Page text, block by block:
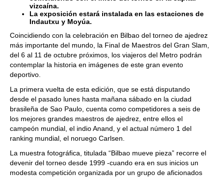
vizcaína.
La exposición estará instalada en las estaciones de
Indautxu y Moyúa.
Coincidiendo con la celebración en Bilbao del torneo de ajedrez
más importante del mundo, la Final de Maestros del Gran Slam,
del 6 al 11 de octubre próximos, los viajeros del Metro podrán
contemplar la historia en imágenes de este gran evento
deportivo.
La primera vuelta de esta edición, que se está disputando
desde el pasado lunes hasta mañana sábado en la ciudad
brasileña de Sao Paulo, cuenta como competidores a seis de
los mejores grandes maestros de ajedrez, entre ellos el
campeón mundial, el indio Anand, y el actual número 1 del
ranking mundial, el noruego Carlsen.
La muestra fotográfica, titulada “Bilbao mueve pieza” recorre el
devenir del torneo desde 1999 -cuando era en sus inicios un
modesta competición organizada por un grupo de aficionados